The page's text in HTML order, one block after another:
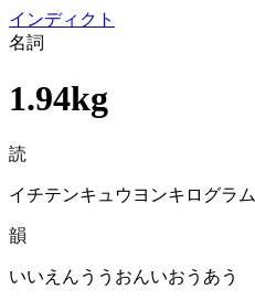
インディクト
名詞
1.94kg
読
イチテンキュウヨンキログラム
韻
いいえんううおんいおうあう